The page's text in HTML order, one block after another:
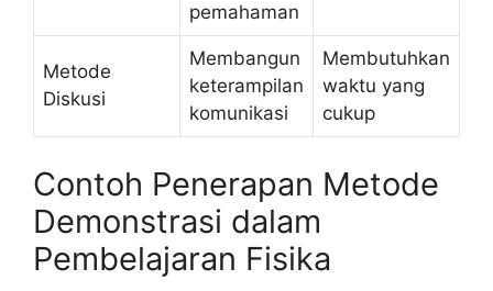
pemahaman
Metode
Diskusi
Membangun
keterampilan
komunikasi
Membutuhkan
waktu yang
cukup
Contoh Penerapan Metode
Demonstrasi dalam
Pembelajaran Fisika